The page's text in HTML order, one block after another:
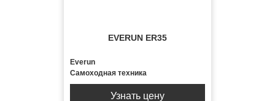
EVERUN ER35
Everun
Самоходная техника
Узнать цену